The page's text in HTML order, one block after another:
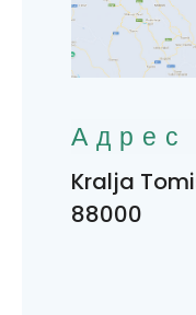
Адрес
Kralja
88000